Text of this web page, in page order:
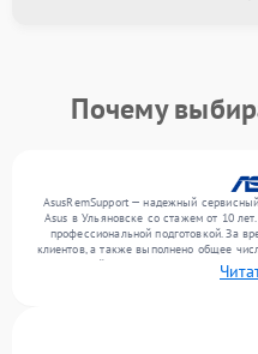
Почему
AsusRemSupport — надежный
Asus в Ульяновске со стажем от 10
профессиональной подготовкой. За
клиентов, а также выполнено общее
сервисный центр поступает свыше
поломки любой сложности и